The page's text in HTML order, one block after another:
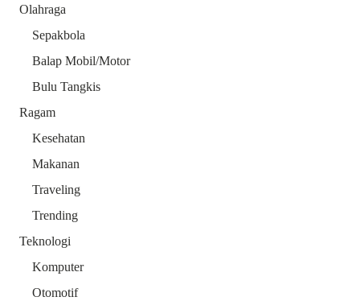
Olahraga
Sepakbola
Balap Mobil/Motor
Bulu Tangkis
Ragam
Kesehatan
Makanan
Traveling
Trending
Teknologi
Komputer
Otomotif